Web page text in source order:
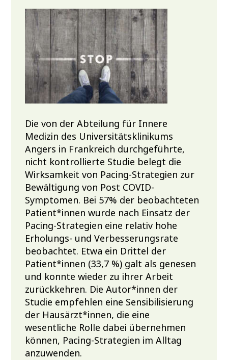
Die von der Abteilung für Innere
Medizin des Universitätsklinikums
Angers in Frankreich durchgeführte,
nicht kontrollierte Studie belegt die
Wirksamkeit von Pacing-Strategien zur
Bewältigung von Post COVID-
Symptomen. Bei 57% der beobachteten
Patient*innen wurde nach Einsatz der
Pacing-Strategien eine relativ hohe
Erholungs- und Verbesserungsrate
beobachtet. Etwa ein Drittel der
Patient*innen (33,7 %) galt als genesen
und konnte wieder zu ihrer Arbeit
zurückkehren. Die Autor*innen der
Studie empfehlen eine Sensibilisierung
der Hausärzt*innen, die eine
wesentliche Rolle dabei übernehmen
können, Pacing-Strategien im Alltag
anzuwenden.